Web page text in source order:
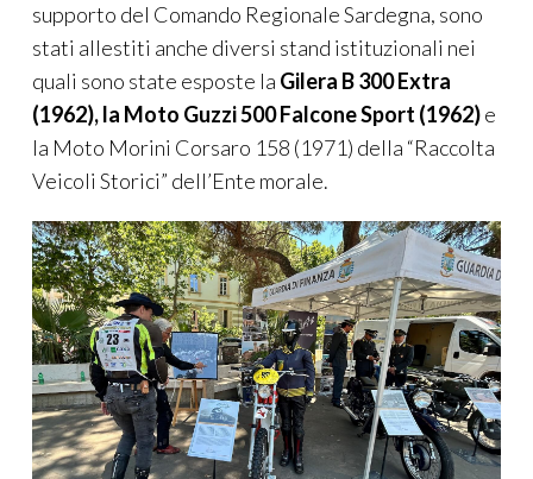
supporto del Comando Regionale Sardegna, sono
stati allestiti anche diversi stand istituzionali nei
quali sono state esposte la Gilera B 300 Extra
(1962), la Moto Guzzi 500 Falcone Sport (1962)e
la Moto Morini Corsaro 158 (1971) della “Raccolta
Veicoli Storici” dell’Ente morale.